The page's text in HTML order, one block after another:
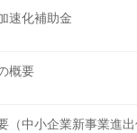
速化補助金
概要
（中小企業新事業進出